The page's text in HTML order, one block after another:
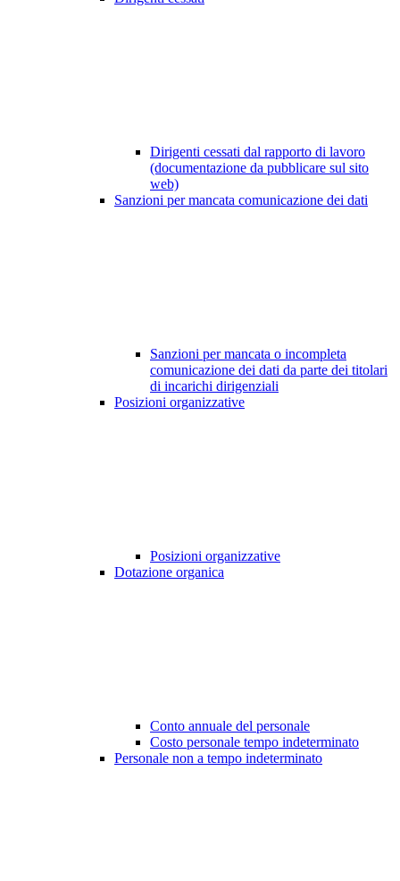
Dirigenti cessati dal rapporto di lavoro
(documentazione da pubblicare sul sito
web)
Sanzioni per mancata comunicazione dei dati
Sanzioni per mancata o incompleta
comunicazione dei dati da parte dei titolari
di incarichi dirigenziali
Posizioni organizzative
Posizioni organizzative
Dotazione organica
Conto annuale del personale
Costo personale tempo indeterminato
Personale non a tempo indeterminato